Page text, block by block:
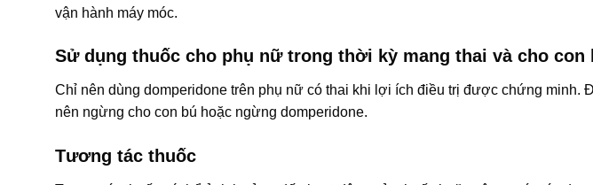
vận hành máy móc.
Sử dụng thuốc cho phụ nữ trong thời kỳ mang thai và cho con
Chỉ nên dùng domperidone trên phụ nữ có thai khi lợi ích điều trị được chứng minh.
nên ngừng cho con bú hoặc ngừng domperidone.
Tương tác thuốc